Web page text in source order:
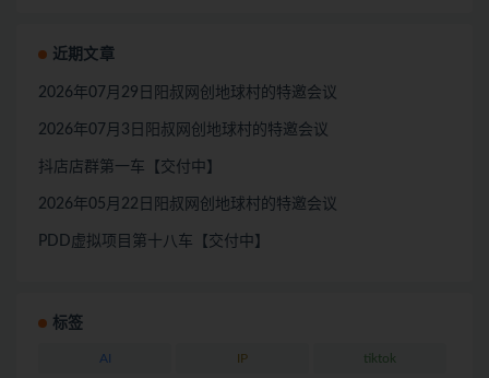
近期文章
2026年07月29日阳叔网创地球村的特邀会议
2026年07月3日阳叔网创地球村的特邀会议
抖店店群第一车【交付中】
2026年05月22日阳叔网创地球村的特邀会议
PDD虚拟项目第十八车【交付中】
标签
AI IP tiktok